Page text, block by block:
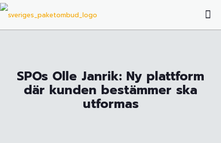
SPOs Olle Janrik: Ny plattform
där kunden bestämmer ska
utformas